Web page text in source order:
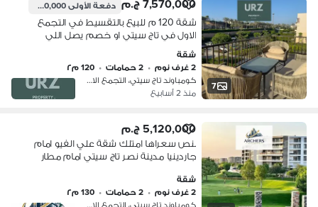
7
7,570,000 ج.م دفعة الأولى1,000,000 ج.م
شقة 120 م للبيع بالتقسيط في التجمع
الاول في تاج سيتي او خصم يصل اللي
نصف الثمن علي دقائق من مدينة نصر
مصر الجديدة و بالقرب من كريك تاون و
سعادة
شقة
2 غرف نوم
• 2 حمامات • 120 م٢
كومباوند تاج سيتي، التجمع الاول
منذ 2 أسابيع
5,120,000 ج.م
بنص سعراها امتلك شقة علي الفيو امام
جاردينيا مدينة نصر تاج سيتي امام مطار
الخامس بجوار هايدبارك - ميفيدا - بالم
هيلز
شقة
2 غرف نوم
• 2 حمامات • 130 م٢
كومباوند تاج سيتي، التجمع الاول